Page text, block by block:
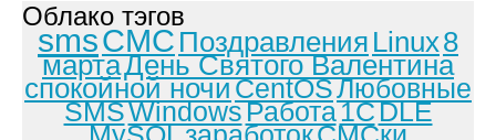
Облако тэгов
smsСМС Поздравления Linux8
мартаДень Святого Валентина
спокойной ночиCentOSЛюбовные
SMSWindowsРабота1СDLE